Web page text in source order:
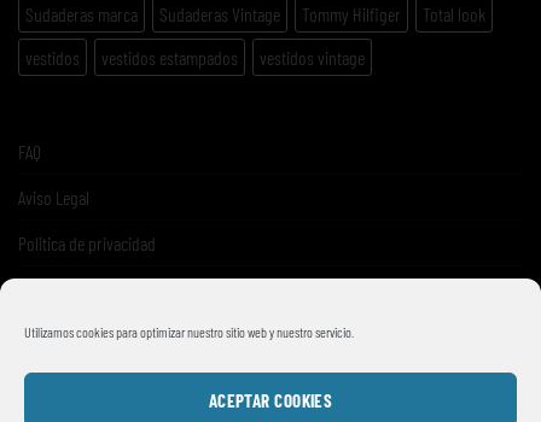
Utilizamos cookies para optimizar nuestro sitio web y nuestro servicio.
ACEPTAR COOKIES
Sudaderas marca
Sudaderas Vintage Tommy Hilfiger
Total look
vestidos
vestidos estampados vestidos vintage
FAQ
Aviso Legal
Politica de privacidad